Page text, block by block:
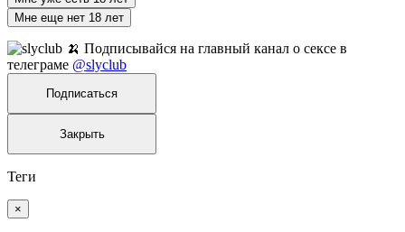
Мне еще нет 18 лет
🍌 Подписывайся на главный канал о сексе в
телеграме @slyclub
Подписаться
Закрыть
Теги
×